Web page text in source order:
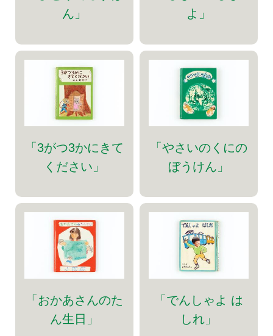
ん」
よ」
「3がつ3かにきて
ください」
「やさいのくにの
ぼうけん」
「おかあさんのた
ん生日」
「でんしゃよ は
しれ」